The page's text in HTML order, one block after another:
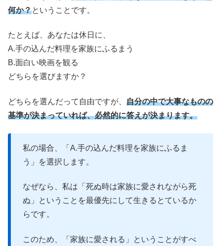
何か？ということです。
たとえば、あなたは休日に、
A.手の込んだ料理を家族にふるまう
B.面白い映画を観る
どちらを選びますか？
どちらを選んだって自由ですが、 自分の中で大事なものの
基準が決まっていれば、必然的に答えが決まります。
私の場合、「A.手の込んだ料理を家族にふるま
う」を選択します。
なぜなら、私は「死ぬ時は家族に愛されながら死
ぬ」ということを最優先にして生きるとているか
らです。
このため、「家族に愛される」ということがすべ